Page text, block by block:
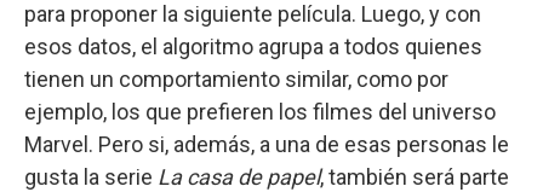
para proponer la siguiente película. Luego, y con
esos datos, el algoritmo agrupa a todos quienes
tienen un comportamiento similar, como por
ejemplo, los que prefieren los filmes del universo
Marvel. Pero si, además, a una de esas personas le
gusta la serie La casa de papel, también será parte